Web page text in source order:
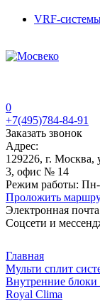
VRF-
0
+7(495)784-84-91
Заказать звонок
Адрес:
129226, г. Москва,
3, офис № 14
Режим работы: Пн-
Проложить
Электронная
Соцсети и
Главная
Мульти сплит
Внутренние блоки
Royal Clima